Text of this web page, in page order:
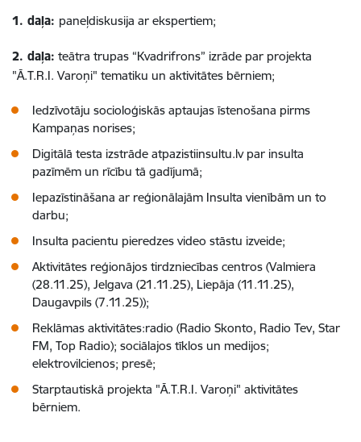
1. daļa: paneļdiskusija ar ekspertiem;
2. daļa: teātra trupas “Kvadrifrons” izrāde par projekta
"Ā.T.R.I. Varoņi" tematiku un aktivitātes bērniem;
Iedzīvotāju socioloģiskās aptaujas īstenošana pirms
Kampaņas norises;
Digitālā testa izstrāde atpazistiinsultu.lv par insulta
pazīmēm un rīcību tā gadījumā;
Iepazīstināšana ar reģionālajām Insulta vienībām un to
darbu;
Insulta pacientu pieredzes video stāstu izveide;
Aktivitātes reģionājos tirdzniecības centros (Valmiera
(28.11.25), Jelgava (21.11.25), Liepāja (11.11.25),
Daugavpils (7.11.25));
Reklāmas aktivitātes:radio (Radio Skonto, Radio Tev, Star
FM, Top Radio); sociālajos tīklos un medijos;
elektrovilcienos; presē;
Starptautiskā projekta "Ā.T.R.I. Varoņi" aktivitātes
bērniem.